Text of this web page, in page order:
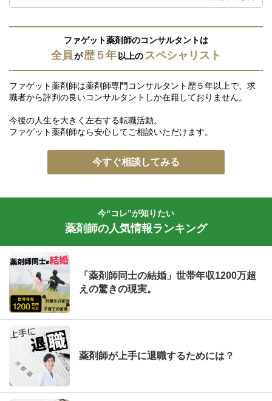
ファゲット薬剤師のコンサルタントは
全員が歴５年 以上の スペシャリスト
ファゲット薬剤師は薬剤師専門コンサルタント歴５年以上で、求
職者から評判の良いコンサルタントしか在籍しておりません。
今後の人生を大きく左右する転職活動。
ファゲット薬剤師なら安心してご相談いただけます。
今すぐ相談してみる
今“コレ”が知りたい
薬剤師の人気情報ランキング
「薬剤師同士の結婚」世帯年収1200万超
えの驚きの現実。
薬剤師が上手に退職するためには？